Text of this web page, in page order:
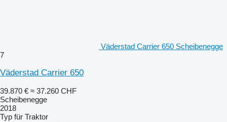
Väderstad Carrier 650 Scheibenegge
7
Väderstad Carrier 650
39.870 € ≈ 37.260 CHF
Scheibenegge
2018
Typ für Traktor